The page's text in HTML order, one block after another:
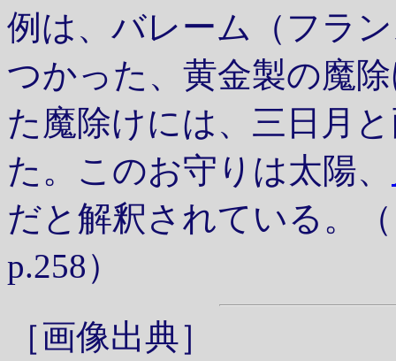
例は、バレーム（フラ
つかった、黄金製の魔
た魔除けには、三日月
た。このお守りは太陽、
だと解釈されている。
p.258）
［画像出典］